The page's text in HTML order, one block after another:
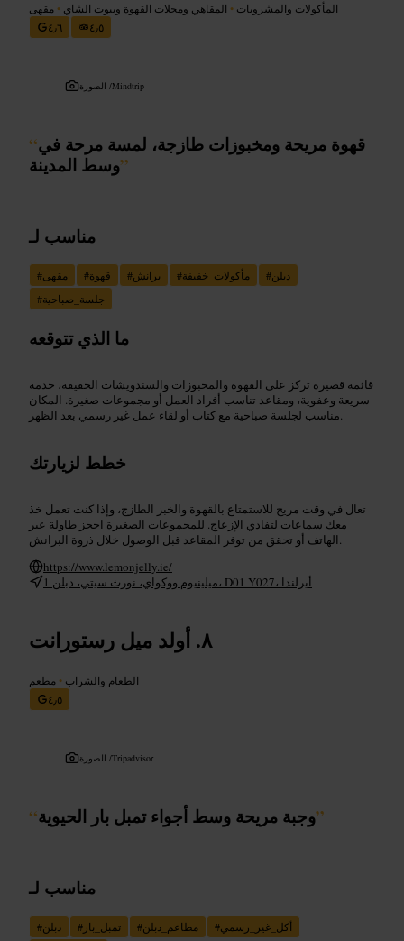
المأكولات والمشروبات • المقاهي ومحلات القهوة وبيوت الشاي • مقهى
٤٫٦
٤٫٥
الصورة /Mindtrip
“قهوة مريحة ومخبوزات طازجة، لمسة مرحة في
وسط المدينة”
مناسب لـ
#مقهى #قهوة #برانش #مأكولات_خفيفة #دبلن
#جلسة_صباحية
ما الذي تتوقعه
قائمة قصيرة تركز على القهوة والمخبوزات والسندويشات الخفيفة، خدمة
سريعة وعفوية، ومقاعد تناسب أفراد العمل أو مجموعات صغيرة. المكان
مناسب لجلسة صباحية مع كتاب أو لقاء عمل غير رسمي بعد الظهر.
خطط لزيارتك
تعال في وقت مريح للاستمتاع بالقهوة والخبز الطازج، وإذا كنت تعمل خذ
معك سماعات لتفادي الإزعاج. للمجموعات الصغيرة احجز طاولة عبر
الهاتف أو تحقق من توفر المقاعد قبل الوصول خلال ذروة البرانش.
https://www.lemonjelly.ie/
ميلينيوم ووكواي، نورث سيتي، دبلن 1، D01 Y027، أيرلندا
أولد ميل رستورانت
الطعام والشراب • مطعم
٤٫٥
الصورة /Tripadvisor
“وجبة مريحة وسط أجواء تمبل بار الحيوية”
مناسب لـ
#دبلن # تمبل_بار #مطاعم_دبلن #أكل_غير_رسمي